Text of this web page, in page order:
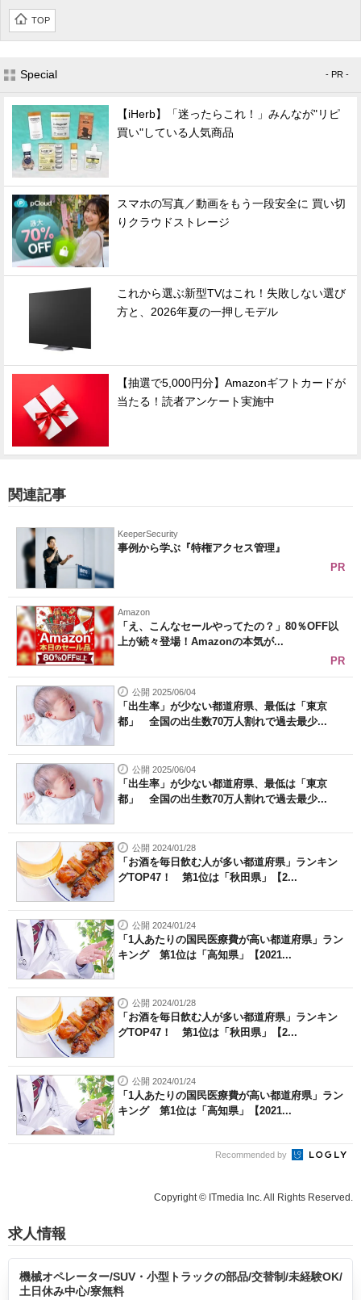
TOP
Special - PR -
【iHerb】「迷ったらこれ！」みんなが"リピ
買い"している人気商品
スマホの写真／動画をもう一段安全に 買い切
りクラウドストレージ
これから選ぶ新型TVはこれ！失敗しない選び
方と、2026年夏の一押しモデル
【抽選で5,000円分】Amazonギフトカードが
当たる！読者アンケート実施中
関連記事
KeeperSecurity
事例から学ぶ『特権アクセス管理』
PR
Amazon
「え、こんなセールやってたの？」80％OFF以
上が続々登場！Amazonの本気が...
PR
公開 2025/06/04
「出生率」が少ない都道府県、最低は「東京
都」 全国の出生数70万人割れで過去最少...
公開 2025/06/04
「出生率」が少ない都道府県、最低は「東京
都」 全国の出生数70万人割れで過去最少...
公開 2024/01/28
「お酒を毎日飲む人が多い都道府県」ランキン
グTOP47！ 第1位は「秋田県」【2...
公開 2024/01/24
「1人あたりの国民医療費が高い都道府県」ラン
キング 第1位は「高知県」【2021...
公開 2024/01/28
「お酒を毎日飲む人が多い都道府県」ランキン
グTOP47！ 第1位は「秋田県」【2...
公開 2024/01/24
「1人あたりの国民医療費が高い都道府県」ラン
キング 第1位は「高知県」【2021...
Recommended by
Copyright © ITmedia Inc. All Rights Reserved.
求人情報
機械オペレーター/SUV・小型トラックの部品/交替制/未経験OK/
土日休み中心/寮無料